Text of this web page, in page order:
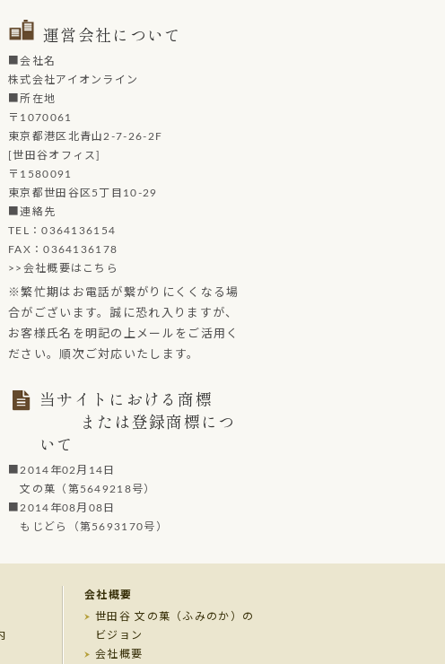
運営会社について
■会社名
株式会社アイオンライン
■所在地
〒1070061
東京都港区北青山2-7-26-2F
[世田谷オフィス]
〒1580091
東京都世田谷区5丁目10-29
■連絡先
TEL：0364136154
FAX：0364136178
>>会社概要はこちら
※繁忙期はお電話が繋がりにくくなる場
合がございます。誠に恐れ入りますが、
お客様氏名を明記の上メールをご活用く
ださい。順次ご対応いたします。
当サイトにおける商標
または登録商標につ
いて
■2014年02月14日
文の菓（第5649218号）
■2014年08月08日
もじどら（第5693170号）
会社概要
世田谷 文の菓（ふみのか）の
ビジョン
会社概要